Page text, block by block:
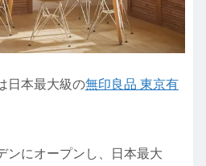
日本最大級の無印良品 東京有
ンにオープンし、日本最大